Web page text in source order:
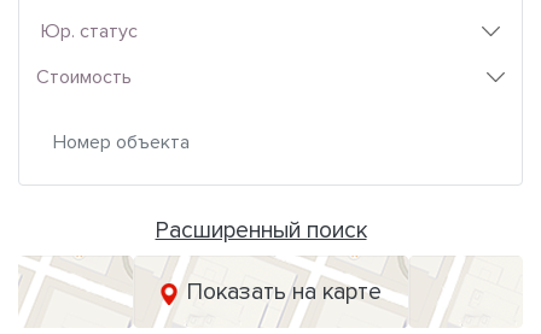
Юр. статус
Стоимость
Расширенный поиск
Показать на карте